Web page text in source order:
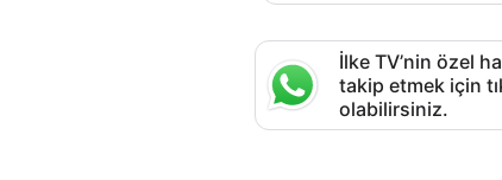
İlke TV’nin özel
takip etmek için
olabilirsiniz.